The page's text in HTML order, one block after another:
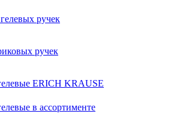
ручек
ручек
ERICH KRAUSE
в ассортименте